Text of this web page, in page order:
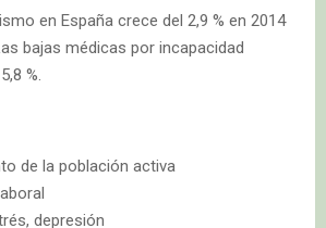
en España crece del 2,9 % en 2014
bajas médicas por incapacidad
%.
de la población activa
depresión